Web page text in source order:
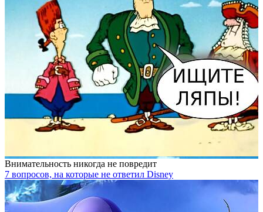
Внимательность никогда не повредит
7 вопросов, на которые не ответил Disney